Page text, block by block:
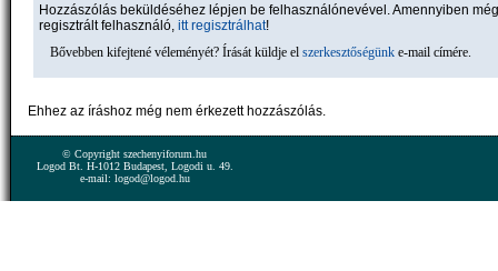
Hozzászólás beküldéséhez lépjen be felhasználónevével. Amennyiben
regisztrált felhasználó, itt regisztrálhat!
Bővebben kifejtené véleményét? Írását küldje el szerkesztőségünk e-mail címére.
Ehhez az íráshoz még nem érkezett hozzászólás.
© Copyright szechenyiforum.hu
Logod Bt. H-1012 Budapest, Logodi u. 49.
e-mail: logod@logod.hu